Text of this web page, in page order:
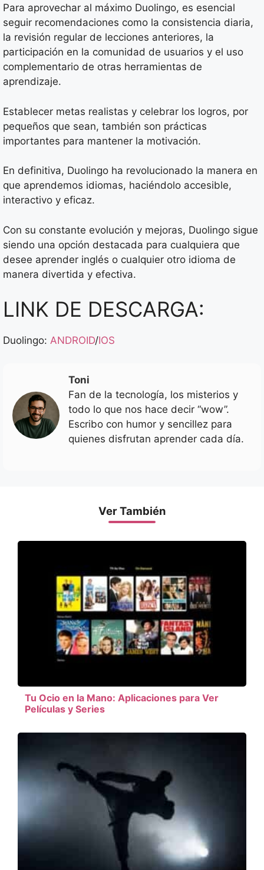
Para aprovechar al máximo Duolingo, es esencial
seguir recomendaciones como la consistencia diaria,
la revisión regular de lecciones anteriores, la
participación en la comunidad de usuarios y el uso
complementario de otras herramientas de
aprendizaje.
Establecer metas realistas y celebrar los logros, por
pequeños que sean, también son prácticas
importantes para mantener la motivación.
En definitiva, Duolingo ha revolucionado la manera en
que aprendemos idiomas, haciéndolo accesible,
interactivo y eficaz.
Con su constante evolución y mejoras, Duolingo sigue
siendo una opción destacada para cualquiera que
desee aprender inglés o cualquier otro idioma de
manera divertida y efectiva.
LINK DE DESCARGA:
Duolingo: ANDROID/IOS
Toni
Fan de la tecnología, los misterios y
todo lo que nos hace decir “wow”.
Escribo con humor y sencillez para
quienes disfrutan aprender cada día.
Ver También
Tu Ocio en la Mano: Aplicaciones para Ver
Películas y Series